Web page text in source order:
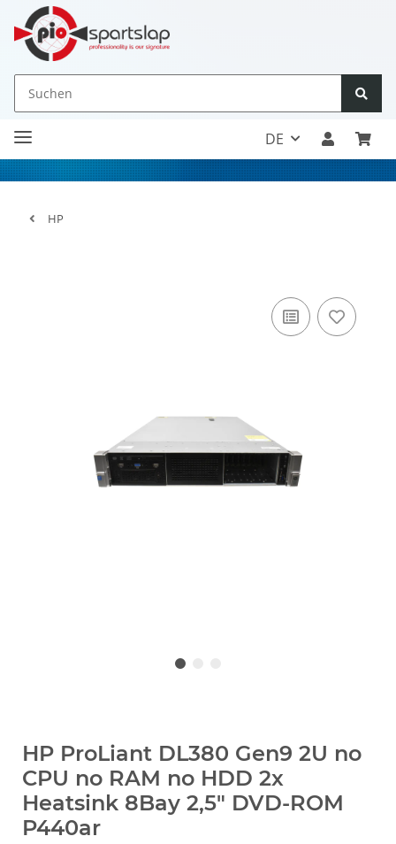
DE
HP
HP ProLiant DL380 Gen9 2U no
CPU no RAM no HDD 2x
Heatsink 8Bay 2,5" DVD-ROM
P440ar